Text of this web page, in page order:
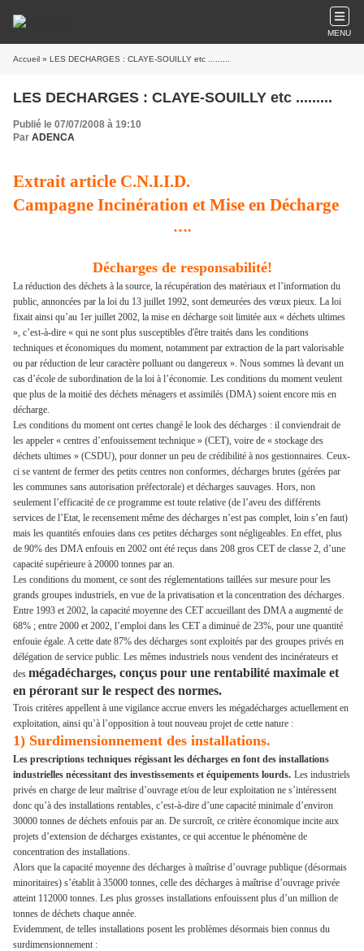
MENU
Accueil » LES DECHARGES : CLAYE-SOUILLY etc .........
LES DECHARGES : CLAYE-SOUILLY etc .........
Publié le 07/07/2008 à 19:10
Par ADENCA
Extrait article C.N.I.I.D.
Campagne Incinération et Mise en Décharge
….
Décharges de responsabilité!
La réduction des déchets à la source, la récupération des matériaux et l’information du
public, annoncées par la loi du 13 juillet 1992, sont demeurées des vœux pieux. La loi
fixait ainsi qu’au 1er juillet 2002, la mise en décharge soit limitée aux « déchets ultimes
», c’est-à-dire « qui ne sont plus susceptibles d'être traités dans les conditions
techniques et économiques du moment, notamment par extraction de la part valorisable
ou par réduction de leur caractère polluant ou dangereux ». Nous sommes là devant un
cas d’école de subordination de la loi à l’économie. Les conditions du moment veulent
que plus de la moitié des déchets ménagers et assimilés (DMA) soient encore mis en
décharge.
Les conditions du moment ont certes changé le look des décharges : il conviendrait de
les appeler « centres d’enfouissement technique » (CET), voire de « stockage des
déchets ultimes » (CSDU), pour donner un peu de crédibilité à nos gestionnaires. Ceux-
ci se vantent de fermer des petits centres non conformes, décharges brutes (gérées par
les communes sans autorisation préfectorale) et décharges sauvages. Hors, non
seulement l’efficacité de ce programme est toute relative (de l’aveu des différents
services de l’Etat, le recensement même des décharges n’est pas complet, loin s’en faut)
mais les quantités enfouies dans ces petites décharges sont négligeables. En effet, plus
de 90% des DMA enfouis en 2002 ont été reçus dans 208 gros CET de classe 2, d’une
capacité supérieure à 20000 tonnes par an.
Les conditions du moment, ce sont des réglementations taillées sur mesure pour les
grands groupes industriels, en vue de la privatisation et la concentration des décharges.
Entre 1993 et 2002, la capacité moyenne des CET accueillant des DMA a augmenté de
68% ; entre 2000 et 2002, l’emploi dans les CET a diminué de 23%, pour une quantité
enfouie égale. A cette date 87% des décharges sont exploités par des groupes privés en
délégation de service public. Les mêmes industriels nous vendent des incinérateurs et
des mégadécharges, conçus pour une rentabilité maximale et
en pérorant sur le respect des normes.
Trois critères appellent à une vigilance accrue envers les mégadécharges actuellement en
exploitation, ainsi qu’à l’opposition à tout nouveau projet de cette nature :
1) Surdimensionnement des installations.
Les prescriptions techniques régissant les décharges en font des installations
industrielles nécessitant des investissements et équipements lourds. Les industriels
privés en charge de leur maîtrise d’ouvrage et/ou de leur exploitation ne s’intéressent
donc qu’à des installations rentables, c’est-à-dire d’une capacité minimale d’environ
30000 tonnes de déchets enfouis par an. De surcroît, ce critère économique incite aux
projets d’extension de décharges existantes, ce qui accentue le phénomène de
concentration des installations.
Alors que la capacité moyenne des décharges à maîtrise d’ouvrage publique (désormais
minoritaires) s’établit à 35000 tonnes, celle des décharges à maîtrise d’ouvrage privée
atteint 112000 tonnes. Les plus grosses installations enfouissent plus d’un million de
tonnes de déchets chaque année.
Evidemment, de telles installations posent les problèmes désormais bien connus du
surdimensionnement :